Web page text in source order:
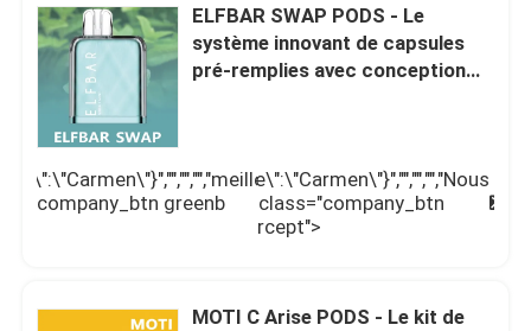
ELFBAR SWAP PODS - Le
système innovant de capsules
pré-remplies avec conception
greenb
meilleur
prix
\",\"username\":\"Carmen\"}","","","","Nous
contacter");' class="company_btn
orangeb intercept">
MOTI C Arise PODS - Le kit de